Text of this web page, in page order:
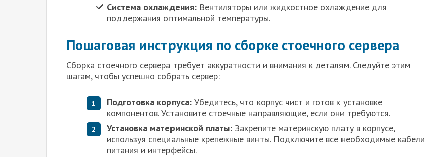
Система охлаждения: Вентиляторы или жидкостное охлаждение для
поддержания оптимальной температуры.
Пошаговая инструкция по сборке стоечного сервера
Сборка стоечного сервера требует аккуратности и внимания к деталям. Следуйте этим
шагам, чтобы успешно собрать сервер:
Подготовка корпуса: Убедитесь, что корпус чист и готов к установке
компонентов. Установите стоечные направляющие, если они требуются.
Установка материнской платы: Закрепите материнскую плату в корпусе,
используя специальные крепежные винты. Подключите все необходимые кабели
питания и интерфейсы.